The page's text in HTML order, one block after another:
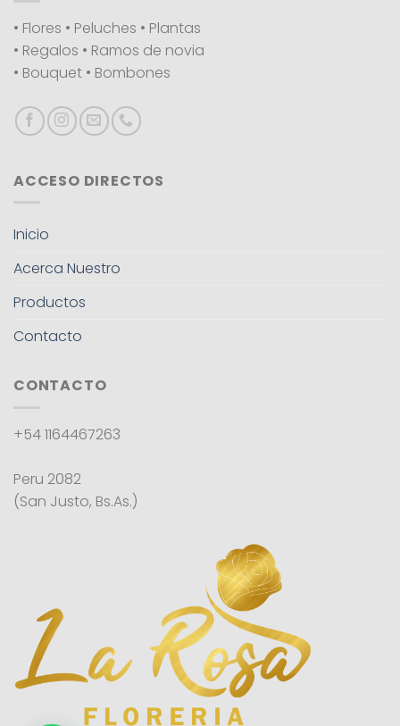
• Flores • Peluches • Plantas
• Regalos • Ramos de novia
• Bouquet • Bombones
ACCESO DIRECTOS
Inicio
Acerca Nuestro
Productos
Contacto
CONTACTO
+54 1164467263
Peru 2082
(San Justo, Bs.As.)